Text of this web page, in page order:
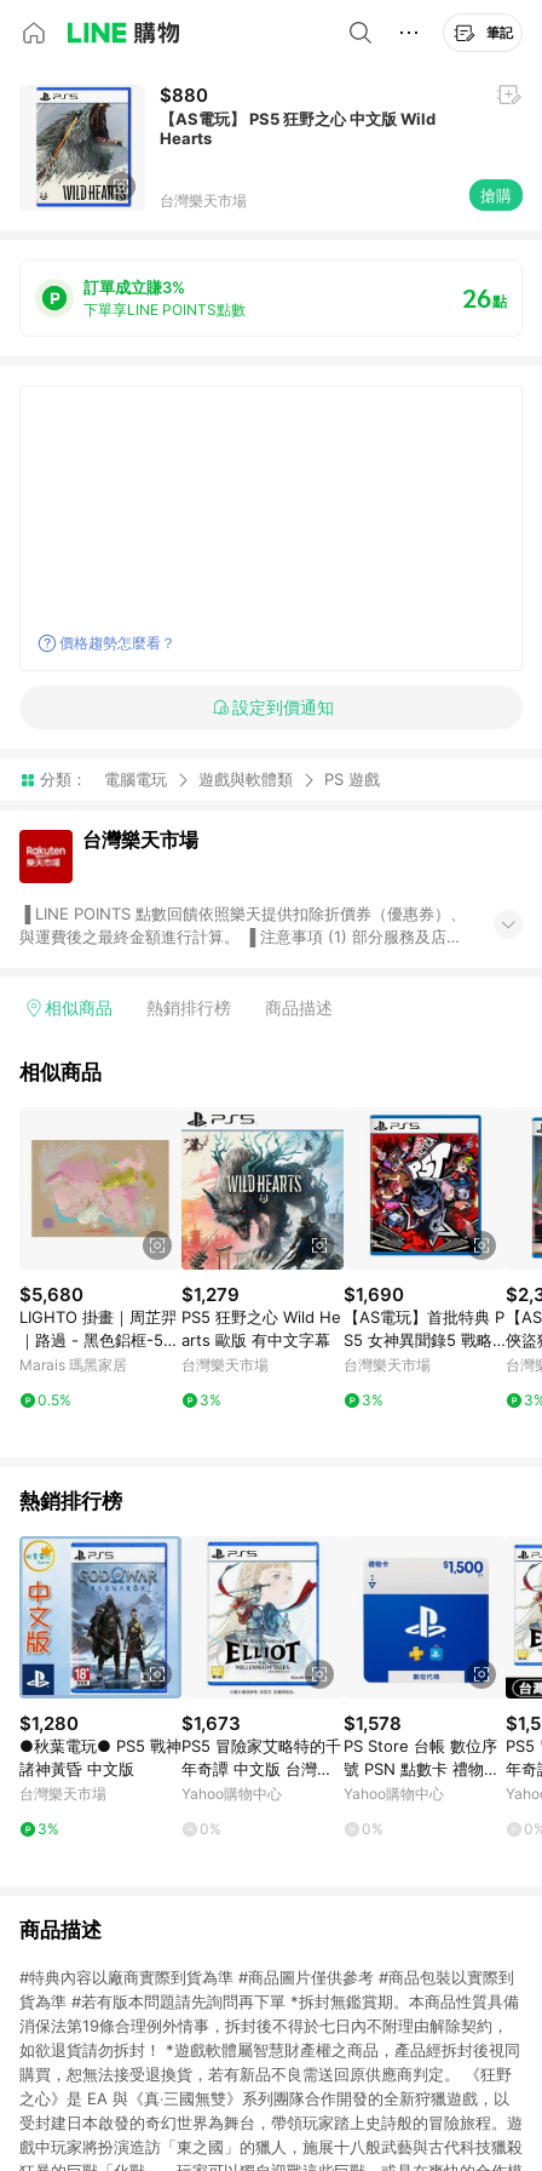
筆記
$880
【AS電玩】 PS5 狂野之心 中文版 Wild
Hearts
台灣樂天市場 搶購
訂單成立賺3%
下單享LINE POINTS點數 26點
價格趨勢怎麼看？
設定到價通知
分類： 電腦電玩 遊戲與軟體類 PS 遊戲
台灣樂天市場
與運費後之最終金額進行計算。 ▐ 注意事項 (1) 部分服務及店家
Smart mobile、神腦生活、JS巨盛、樂天KOBO電子書，請詳閱
台灣樂天市場，並在同一瀏覽器於24小時內結帳，才享有 LINE
市場 45 天內完成訂單出貨及結帳，則不符合贈點資格。 (4) 如
使用APP、或中途瀏覽比價網、回饋網、Google等其他網頁、或
由網頁版(電腦版/手機版網頁)切換為App都將會造成追蹤中斷而
無法進行 LINE POINTS 回饋。 (5) LINE 購物為購物資訊整合性
平台，商品資料更新會有時間差，如顯示之商品規格、顏色、價
位、贈品與台灣樂天市場銷售網頁不符，以銷售網頁標示為準。
(6) 導購訂單已逾 365 天，根據台灣樂天回饋規定，逾期訂單將
不符合回饋資格。 (7) 若上述或其他原因，致使消費者無接收到
點數回饋或點數回饋有爭議，台灣樂天市場保有更改條款與法律
追訴之權利，活動詳情以樂天市場網站公告為準。
相似商品 熱銷排行榜 商品描述
相似商品
$5,680
LIGHTO 掛畫｜周芷羿
｜路過 - 黑色鋁框-50
x 70 cm
Marais 瑪黑家居
0.5%
$1,279
PS5 狂野之心 Wild He
arts 歐版 有中文字幕
台灣樂天市場
3%
$1,690
【AS電玩】首批特典 P
S5 女神異聞錄5 戰略
版 中文版
台灣樂天市場
3%
【
俠盜
TA
台灣
熱銷排行榜
$1,280
●秋葉電玩● PS5 戰神
諸神黃昏 中文版
台灣樂天市場
3%
$1,673
PS5 冒險家艾略特的千
年奇譚 中文版 台灣公
司貨
Yahoo購物中心
0%
$1,578
PS Store 台帳 數位序
號 PSN 點數卡 禮物卡
1500
Yahoo購物中心
0%
PS5
年奇
+隨
商品描述
#特典內容以廠商實際到貨為準 #商品圖片僅供參考 #商品包裝以實際到
貨為準 #若有版本問題請先詢問再下單 *拆封無鑑賞期。本商品性質具備
消保法第19條合理例外情事，拆封後不得於七日內不附理由解除契約，
如欲退貨請勿拆封！ *遊戲軟體屬智慧財產權之商品，產品經拆封後視同
購買，恕無法接受退換貨，若有新品不良需送回原供應商判定。 《狂野
之心》是 EA 與《真‧三國無雙》系列團隊合作開發的全新狩獵遊戲，以
受封建日本啟發的奇幻世界為舞台，帶領玩家踏上史詩般的冒險旅程。遊
戲中玩家將扮演造訪「東之國」的獵人，施展十八般武藝與古代科技獵殺